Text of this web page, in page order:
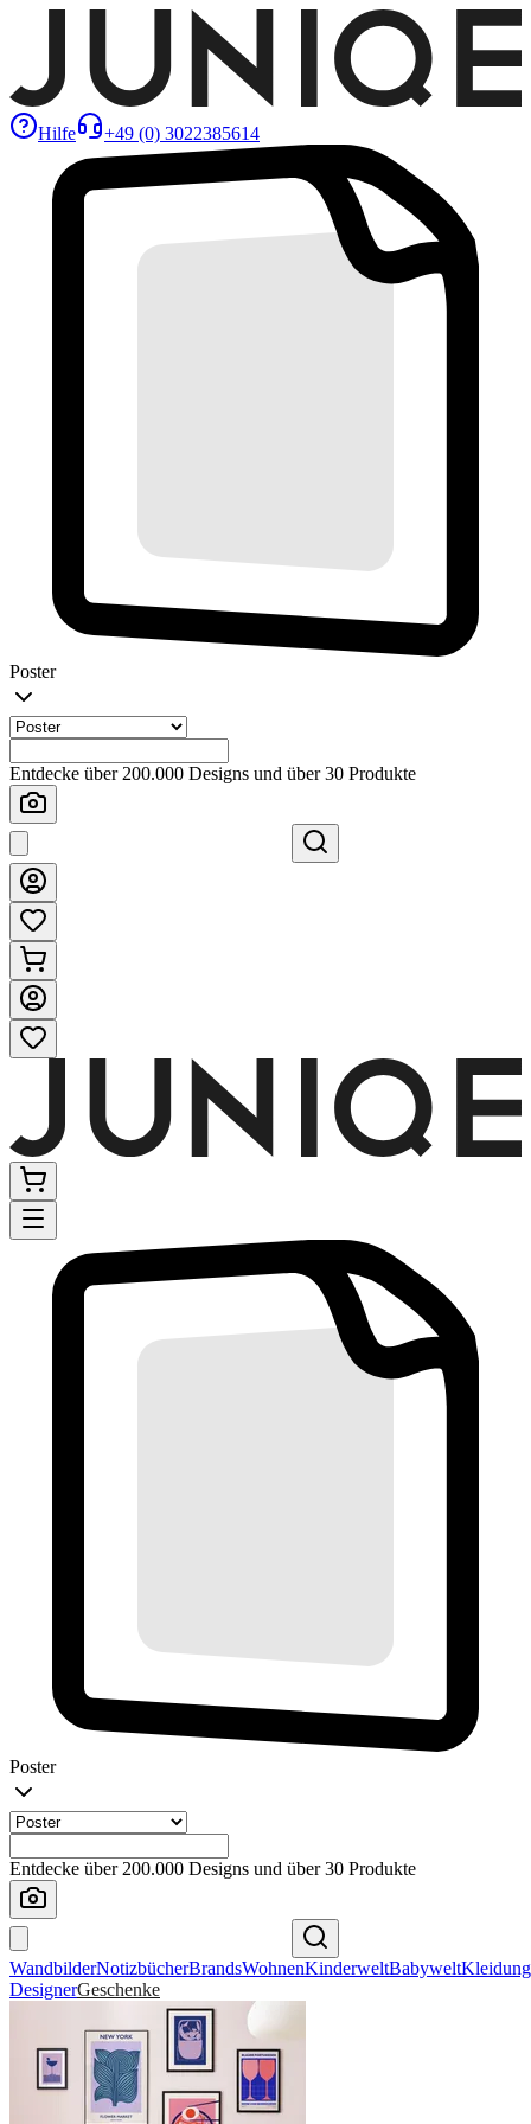
Hilfe +49 (0) 3022385614
Poster
Entdecke über 200.000 Designs und über 30 Produkte
Poster
Entdecke über 200.000 Designs und über 30 Produkte
WandbilderNotizbücherBrandsWohnenKinderweltBabyweltKleidung
DesignerGeschenke